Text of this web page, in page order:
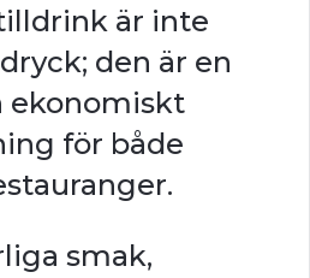
är inte
den är en
ekonomiskt
för både
smak,